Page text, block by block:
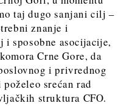
taj dugo sanjani cilj –
znanje i
i sposobne asocijacije,
Crne Gore, da
i privrednog
poželeo srećan rad
struktura CFO.